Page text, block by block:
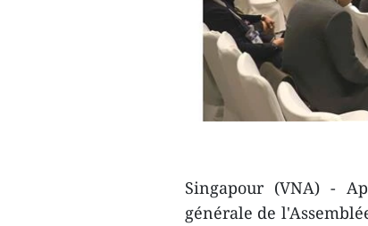
Singapour (VNA) -
générale de